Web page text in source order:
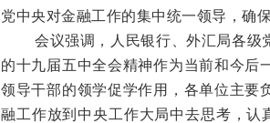
党中央对金融工作的集中统一领导，确
会议强调，人民银行、外汇局各级
的十九届五中全会精神作为当前和今后
领导干部的领学促学作用，各单位主要
融工作放到中央工作大局中去思考，认